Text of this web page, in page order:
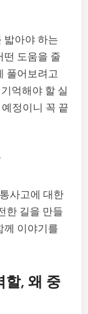
밟아야 하는
떤 도움을 줄
풀어보려고
억해야 할 실
정이니 꼭 끝
사고에 대한
한 길을 만들
께 이야기를
할, 왜 중